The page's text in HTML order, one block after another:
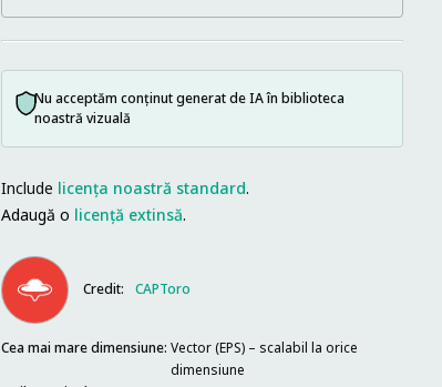
Nu acceptăm conținut generat de IA în biblioteca
noastră vizuală
Include licența noastră standard.
Adaugă o licență extinsă.
Credit: CAPToro
Cea mai mare dimensiune: Vector (EPS) – scalabil la orice
dimensiune